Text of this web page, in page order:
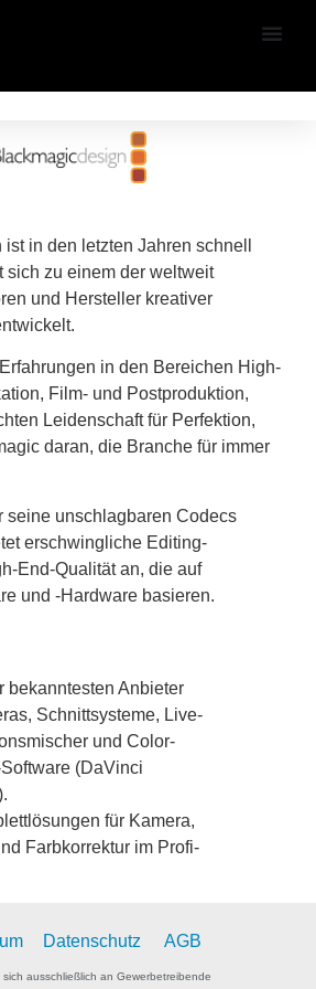
in den letzten Jahren schnell
sich zu einem der weltweit
und Hersteller kreativer
in den Bereichen High-
Film- und Postproduktion,
Leidenschaft für Perfektion,
daran, die Branche für immer
seine unschlagbaren Codecs
erschwingliche Editing-
End-Qualität an, die auf
und -Hardware basieren.
bekanntesten Anbieter
Schnittsysteme, Live-
und Color-
(DaVinci
für Kamera,
Farbkorrektur im Profi-
Datenschutz AGB
sich ausschließlich an Gewerbetreibende